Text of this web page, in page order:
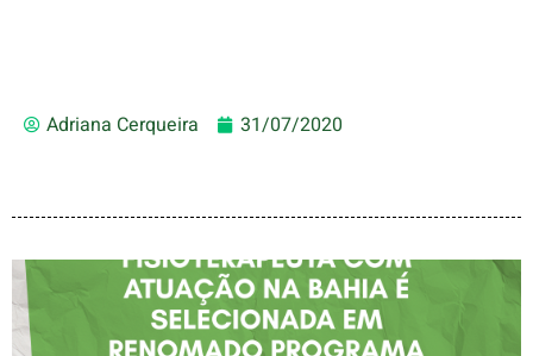
Adriana Cerqueira 31/07/2020